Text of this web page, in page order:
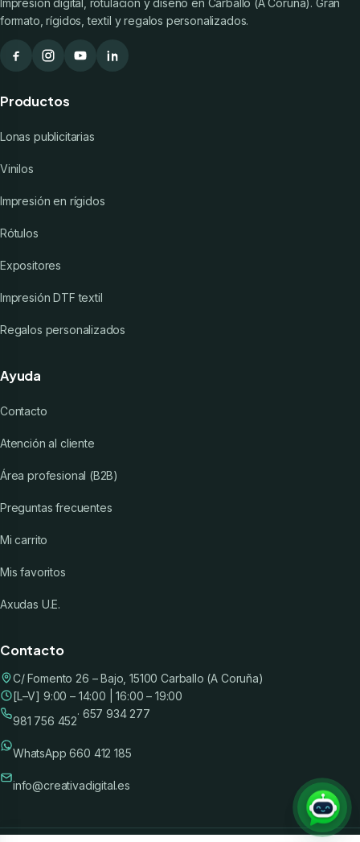
Impresión digital, rotulación y diseño en Carballo (A Coruña). Gran
formato, rígidos, textil y regalos personalizados.
Productos
Lonas publicitarias
Vinilos
Impresión en rígidos
Rótulos
Expositores
Impresión DTF textil
Regalos personalizados
Ayuda
Contacto
Atención al cliente
Área profesional (B2B)
Preguntas frecuentes
Mi carrito
Mis favoritos
Axudas U.E.
Contacto
C/ Fomento 26 – Bajo, 15100 Carballo (A Coruña)
[L–V] 9:00 – 14:00 | 16:00 – 19:00
981 756 452
· 657 934 277
WhatsApp 660 412 185
info@creativadigital.es